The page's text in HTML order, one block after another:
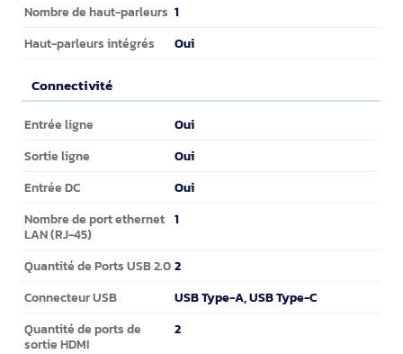
Nombre de haut-parleurs 1
Haut-parleurs intégrés Oui
Connectivité
Connectivité
Entrée ligne Oui
Sortie ligne Oui
Entrée DC Oui
Nombre de port ethernet
LAN (RJ-45)
1
Quantité de Ports USB 2.0 2
Connecteur USB USB Type-A, USB Type-C
Quantité de ports de
sortie HDMI
2